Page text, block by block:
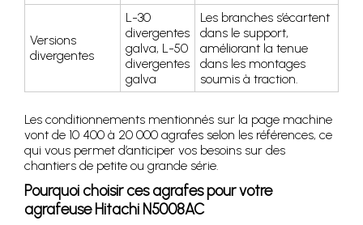
Versions
divergentes
L-30
divergentes
galva, L-50
divergentes
galva
Les branches s’écartent
dans le support,
améliorant la tenue
dans les montages
soumis à traction.
Les conditionnements mentionnés sur la page machine
vont de 10 400 à 20 000 agrafes selon les références, ce
qui vous permet d’anticiper vos besoins sur des
chantiers de petite ou grande série.
Pourquoi choisir ces agrafes pour votre
agrafeuse Hitachi N5008AC